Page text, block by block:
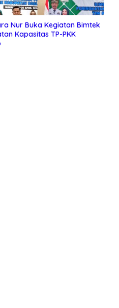
Nur Buka Kegiatan Bimtek
Kapasitas TP-PKK